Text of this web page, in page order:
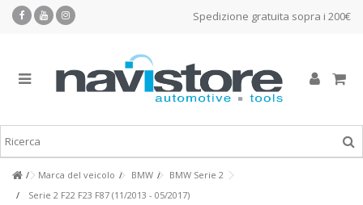
Spedizione gratuita sopra i 200€
Marca del veicolo BMW
BMW Serie 2
Serie 2 F22 F23 F87 (11/2013 - 05/2017)